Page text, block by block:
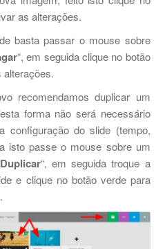
as alterações.
basta passar o mouse sobre
“, em seguida clique no botão
alterações.
recomendamos duplicar um
forma não será necessário
configuração do slide (tempo,
isto passe o mouse sobre um
Duplicar“, em seguida troque a
e clique no botão verde para